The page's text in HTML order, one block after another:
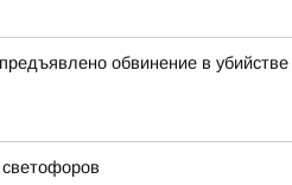
обвинение в